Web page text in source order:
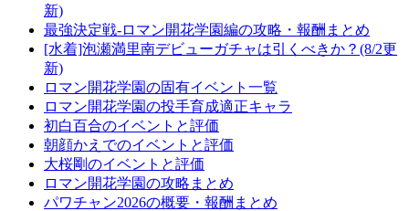
新)
最強決定戦-ロマン開花学園編の攻略・報酬まとめ
[水着]泡瀬満里南デビューガチャは引くべきか？(8/2更
新)
ロマン開花学園の固有イベント一覧
ロマン開花学園の投手育成適正キャラ
初白百合のイベントと評価
朝顔かえでのイベントと評価
大桜剛のイベントと評価
ロマン開花学園の攻略まとめ
パワチャン2026の概要・報酬まとめ